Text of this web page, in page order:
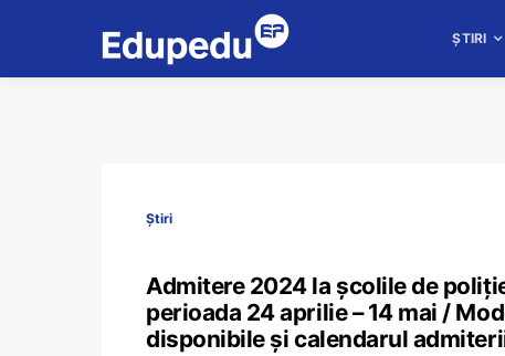
ȘTIRI
Știri
Admitere 2024 la școlile de
perioada 24 aprilie – 14 mai /
disponibile și calendarul